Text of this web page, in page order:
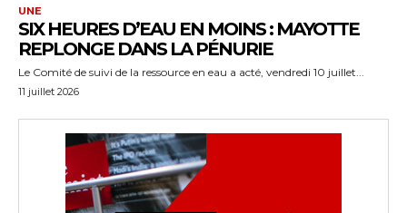
UNE
SIX HEURES D’EAU EN MOINS : MAYOTTE
REPLONGE DANS LA PÉNURIE
Le Comité de suivi de la ressource en eau a acté, vendredi 10 juillet...
11 juillet 2026